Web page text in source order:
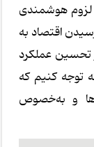
لزوم هوشمندی
اقتصاد به
تحسین عملکرد
توجه کنیم که
و به‌خصوص